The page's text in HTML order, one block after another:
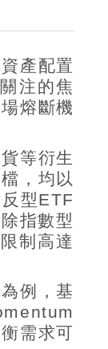
產配置
注的焦
熔斷機
等衍生
檔，均以
型ETF
指數型
制高達
為例，基
需求可